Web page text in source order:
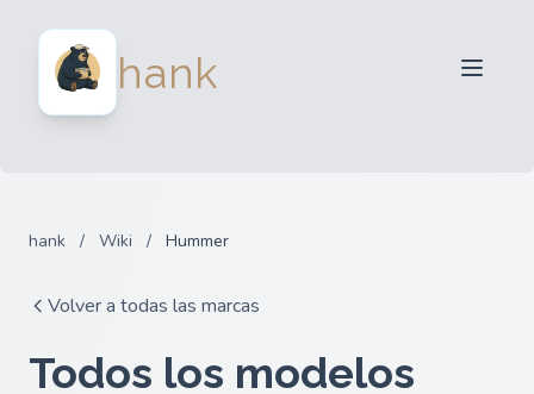
hankPara Compradores
hank / Wiki / Hummer
Volver a todas las marcas
Todos los modelos